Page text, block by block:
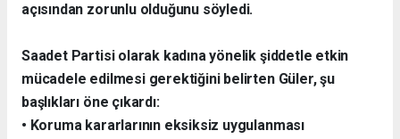
açısından zorunlu olduğunu söyledi.
Saadet Partisi olarak kadına yönelik şiddetle etkin
mücadele edilmesi gerektiğini belirten Güler, şu
başlıkları öne çıkardı:
• Koruma kararlarının eksiksiz uygulanması